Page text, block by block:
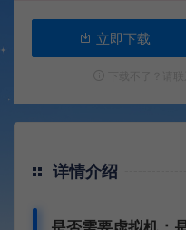
立即下载
详情介绍